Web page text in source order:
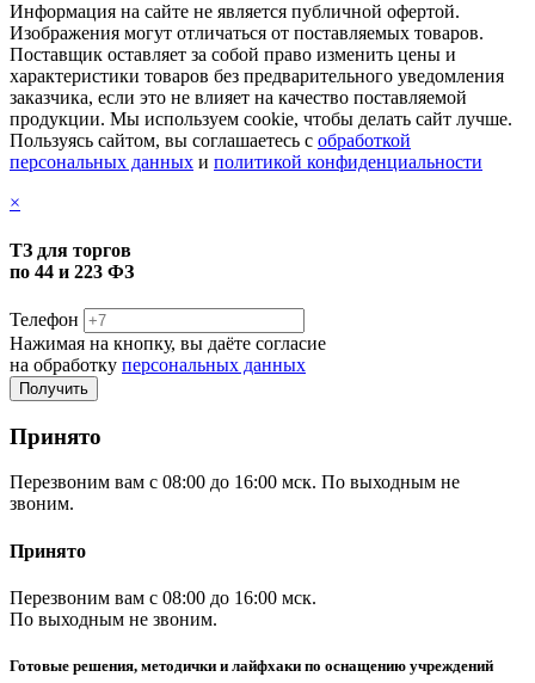
Информация на сайте не является публичной офертой.
Изображения могут отличаться от поставляемых товаров.
Поставщик оставляет за собой право изменить цены и
характеристики товаров без предварительного уведомления
заказчика, если это не влияет на качество поставляемой
продукции. Мы используем cookie, чтобы делать сайт лучше.
Пользуясь сайтом, вы соглашаетесь с обработкой
персональных данных и политикой конфиденциальности
×
ТЗ для торгов
по 44 и 223 ФЗ
Телефон
Нажимая на кнопку, вы даёте согласие
на обработку персональных данных
Принято
Перезвоним вам с 08:00 до 16:00 мск. По выходным не
звоним.
Принято
Перезвоним вам с 08:00 до 16:00 мск.
По выходным не звоним.
Готовые решения, методички и лайфхаки по оснащению учреждений